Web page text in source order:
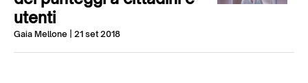
utenti
Gaia Mellone | 21 set 2018